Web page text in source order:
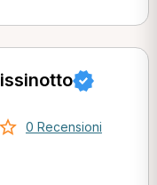
0 Recensioni